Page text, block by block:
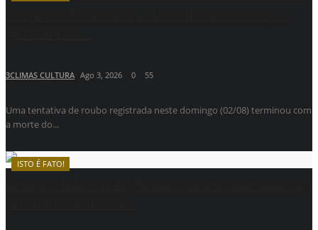
3CLIMAS CULTURA Ago 3, 2026 0 55
Uma tentativa de roubo registrada neste domingo (02/08) terminou com
a morte do...
ISTO É FATO!